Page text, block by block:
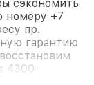
сэкономить
номеру +7
пр.
гарантию
4300